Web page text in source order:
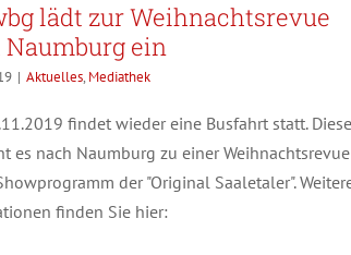
lädt zur Weihnachtsrevue
ein
| Aktuelles, Mediathek
findet wieder eine Busfahrt statt.
es nach Naumburg zu einer
der "Original Saaletaler".
finden Sie hier: